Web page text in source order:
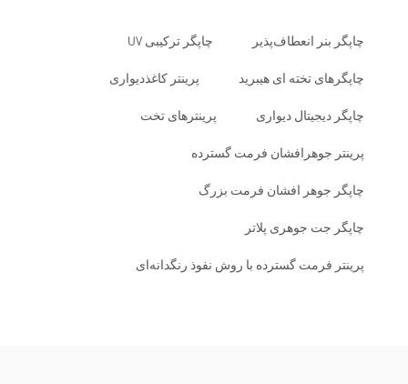
چاپگر بنر انعطاف‌پذیر چاپگر ترکیبی UV
چاپگرهای تخته ای هیبرید پرینتر کاغذدیواری
چاپگر دیجیتال دیواری پرینترهای تخت
پرینتر جوهرافشان فرمت گسترده
چاپگر جوهر افشان فرمت بزرگ
چاپگر جت جوهری پلاتر
پرینتر فرمت گسترده با روش نفوذ رنگدانه‌ای